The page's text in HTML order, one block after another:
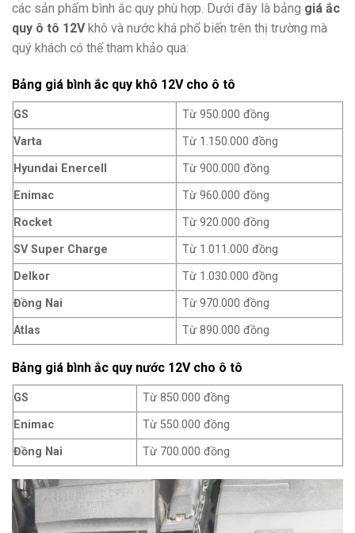
các sản phẩm bình ắc quy phù hợp. Dưới đây là bảng giá ắc
quy ô tô 12Vkhô và nước khá phổ biến trên thị trường mà
quý khách có thể tham khảo qua:
Bảng giá bình ắc quy khô 12V cho ô tô
GS
Từ 950.000 đồng
Varta
Từ 1.150.000 đồng
Hyundai Enercell
Từ 900.000 đồng
Enimac
Từ 960.000 đồng
Rocket
Từ 920.000 đồng
SV Super Charge
Từ 1.011.000 đồng
Delkor
Từ 1.030.000 đồng
Đồng Nai
Từ 970.000 đồng
Atlas
Từ 890.000 đồng
Bảng giá bình ắc quy nước 12V cho ô tô
GS
Từ 850.000 đồng
Enimac
Từ 550.000 đồng
Đồng Nai
Từ 700.000 đồng